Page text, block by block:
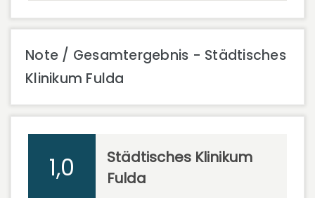
Note / Gesamtergebnis - Städtisches
Klinikum Fulda
1,0
Städtisches Klinikum
Fulda